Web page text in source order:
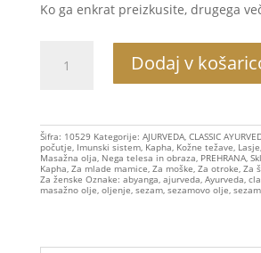
Ko ga enkrat preizkusite, drugega
500ml
količina
Dodaj v
Šifra: 10529 Kategorije: AJURVEDA, CLASSIC
počutje, Imunski sistem, Kapha, Kožne težave,
Masažna olja, Nega telesa in obraza, PREHRANA,
Kapha, Za mlade mamice, Za moške, Za otroke, Za
Za ženske Oznake: abyanga, ajurveda, Ayurveda,
masažno olje, oljenje, sezam, sezamovo olje,